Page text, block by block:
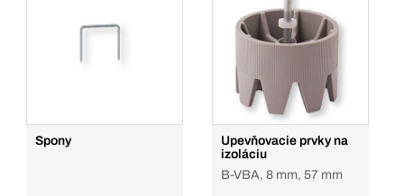
Spony
Upevňovacie prvky na
izoláciu
B-VBA, 8 mm, 57 mm